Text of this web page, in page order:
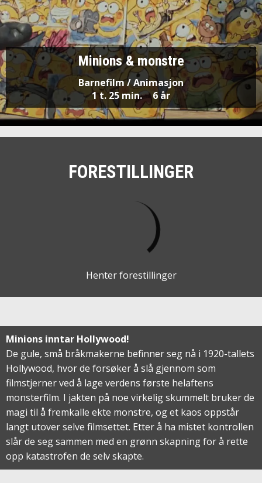
Minions & monstre
Barnefilm / Animasjon
1 t. 25 min.
6 år
FORESTILLINGER
Henter forestillinger
Minions inntar Hollywood!
De gule, små bråkmakerne befinner seg nå i 1920-tallets
Hollywood, hvor de forsøker å slå gjennom som
filmstjerner ved å lage verdens første helaftens
monsterfilm. I jakten på noe virkelig skummelt bruker de
magi til å fremkalle ekte monstre, og et kaos oppstår
langt utover selve filmsettet. Etter å ha mistet kontrollen
slår de seg sammen med en grønn skapning for å rette
opp katastrofen de selv skapte.